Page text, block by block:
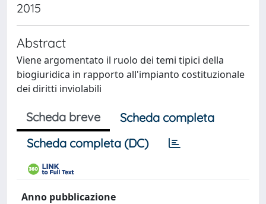
2015
Abstract
Viene argomentato il ruolo dei temi tipici della
biogiuridica in rapporto all'impianto costituzionale
dei diritti inviolabili
Scheda breve
Scheda completa
Scheda completa (DC)
Anno pubblicazione